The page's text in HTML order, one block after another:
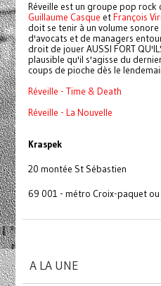
Réveille est un groupe pop rock
Guillaume Casque etFrançois
doit se tenir à un volume
d'avocats et de managers
droit de jouer AUSSI FORT
plausible qu'il s'agisse du
coups de pioche dès le
Réveille - Time & Death
Réveille - La Nouvelle
Kraspek
20 montée St Sébastien
69 001 - métro Croix-paquet ou
A LA UNE